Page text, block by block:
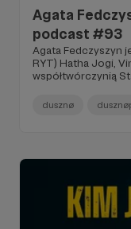
Agata
podcast #93
Agata Fedczyszyn
RYT) Hatha Jogi, Vinyasa Kramy, Yin Jogi i Jogi Nidry i
współtwórczynią
dusznø